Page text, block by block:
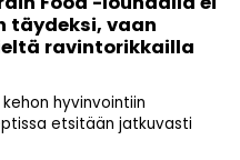
täydeksi, vaan
ravintorikkailla
hyvinvointiin
etsitään jatkuvasti